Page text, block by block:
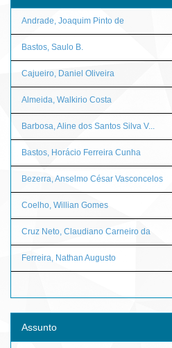
Andrade, Joaquim Pinto de
Bastos, Saulo B.
Cajueiro, Daniel Oliveira
Almeida, Walkirio Costa
Barbosa, Aline dos Santos Silva V...
Bastos, Horácio Ferreira Cunha
Bezerra, Anselmo César Vasconcelos
Coelho, Willian Gomes
Cruz Neto, Claudiano Carneiro da
Ferreira, Nathan Augusto
Assunto